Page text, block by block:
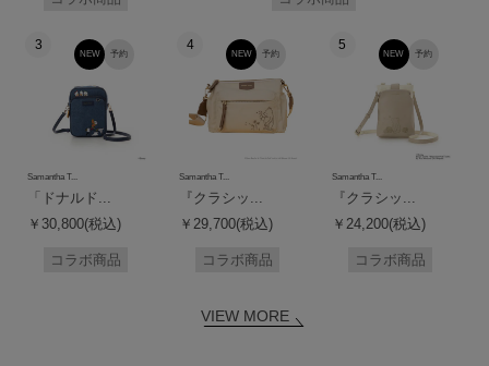
3
予約
NEW
Samantha T...
「ドナルド...
￥30,800(税込)
コラボ商品
4
予約
NEW
Samantha T...
『クラシッ...
￥29,700(税込)
コラボ商品
5
予約
NEW
Samantha T...
『クラシッ...
￥24,200(税込)
コラボ商品
VIEW MORE